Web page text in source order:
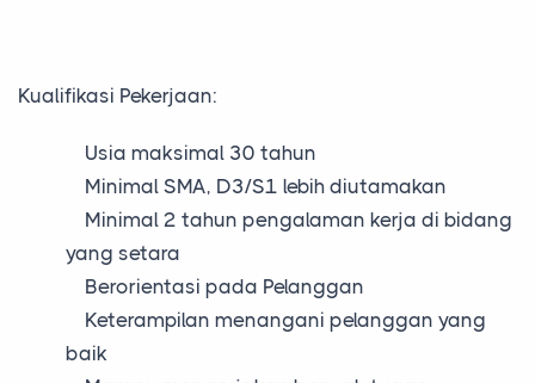
Kualifikasi Pekerjaan:
Usia maksimal 30 tahun
Minimal SMA, D3/S1 lebih diutamakan
Minimal 2 tahun pengalaman kerja di bidang
yang setara
Berorientasi pada Pelanggan
Keterampilan menangani pelanggan yang
baik